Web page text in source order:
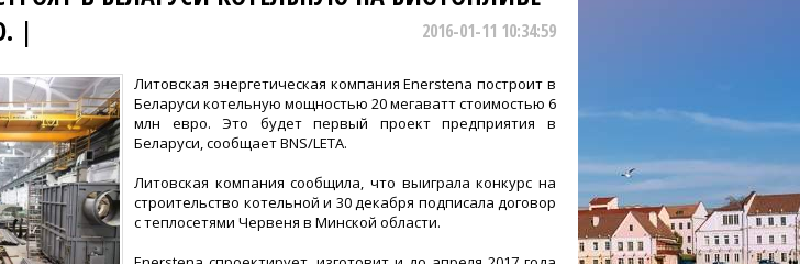
|
2016-01-11 10:34:59
Литовская энергетическая компания Enerstena построит в
Беларуси котельную мощностью 20 мегаватт стоимостью 6
млн евро. Это будет первый проект предприятия в
Беларуси, сообщает BNS/LETA.
Литовская компания сообщила, что выиграла конкурс на
строительство котельной и 30 декабря подписала договор
с теплосетями Червеня в Минской области.